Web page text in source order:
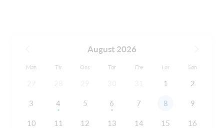
August 2026
Man Tir Ons Tor Fre Lør Søn
1 2
3 4 5 6 7 8 9
10 11 12 13 14 15 16